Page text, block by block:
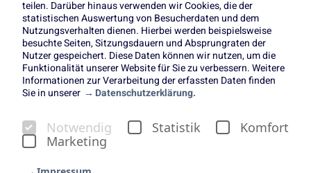
teilen. Darüber hinaus verwenden wir Cookies, die der
statistischen Auswertung von Besucherdaten und dem
Nutzungsverhalten dienen. Hierbei werden beispielsweise
besuchte Seiten, Sitzungsdauern und Absprungraten der
Nutzer gespeichert. Diese Daten können wir nutzen, um die
Funktionalität unserer Website für Sie zu verbessern. Weitere
Informationen zur Verarbeitung der erfassten Daten finden
Sie in unserer
Datenschutzerklärung.
Notwendig Statistik
Komfort
Marketing
dem Rittersporn
dem Rittersporn
Die Farbe Blau und der Rittersporn sind im August das